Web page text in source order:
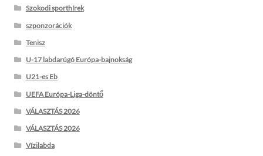
Szokodi sporthírek
szponzorációk
Tenisz
U-17 labdarúgó Európa-bajnokság
U21-es Eb
UEFA Európa-Liga-döntő
VÁLASZTÁS 2026
VÁLASZTÁS 2026
Vízilabda